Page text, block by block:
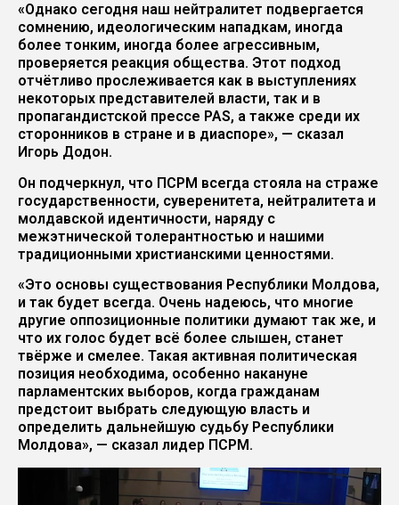
«Однако сегодня наш нейтралитет подвергается
сомнению, идеологическим нападкам, иногда
более тонким, иногда более агрессивным,
проверяется реакция общества. Этот подход
отчётливо прослеживается как в выступлениях
некоторых представителей власти, так и в
пропагандистской прессе PAS, а также среди их
сторонников в стране и в диаспоре», — сказал
Игорь Додон.
Он подчеркнул, что ПСРМ всегда стояла на страже
государственности, суверенитета, нейтралитета и
молдавской идентичности, наряду с
межэтнической толерантностью и нашими
традиционными христианскими ценностями.
«Это основы существования Республики Молдова,
и так будет всегда. Очень надеюсь, что многие
другие оппозиционные политики думают так же, и
что их голос будет всё более слышен, станет
твёрже и смелее. Такая активная политическая
позиция необходима, особенно накануне
парламентских выборов, когда гражданам
предстоит выбрать следующую власть и
определить дальнейшую судьбу Республики
Молдова», — сказал лидер ПСРМ.
Видеоплеер